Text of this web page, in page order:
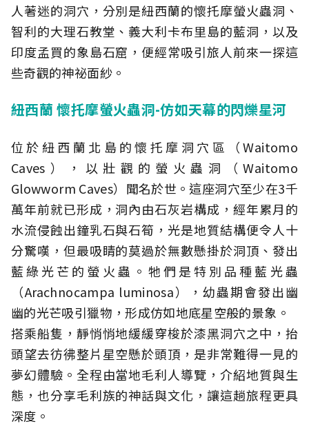
人著迷的洞穴，分別是紐西蘭的懷托摩螢火蟲洞、
智利的大理石教堂、義大利卡布里島的藍洞，以及
印度孟買的象島石窟，便經常吸引旅人前來一探這
些奇觀的神祕面紗。
紐西蘭 懷托摩螢火蟲洞-仿如天幕的閃爍星河
位於紐西蘭北島的懷托摩洞穴區（Waitomo
Caves），以壯觀的螢火蟲洞（Waitomo
Glowworm Caves）聞名於世。這座洞穴至少在3千
萬年前就已形成，洞內由石灰岩構成，經年累月的
水流侵蝕出鐘乳石與石筍，光是地質結構便令人十
分驚嘆，但最吸睛的莫過於無數懸掛於洞頂、發出
藍綠光芒的螢火蟲。牠們是特別品種藍光蟲
（Arachnocampa luminosa），幼蟲期會發出幽
幽的光芒吸引獵物，形成仿如地底星空般的景象。
搭乘船隻，靜悄悄地緩緩穿梭於漆黑洞穴之中，抬
頭望去彷彿整片星空懸於頭頂，是非常難得一見的
夢幻體驗。全程由當地毛利人導覽，介紹地質與生
態，也分享毛利族的神話與文化，讓這趟旅程更具
深度。